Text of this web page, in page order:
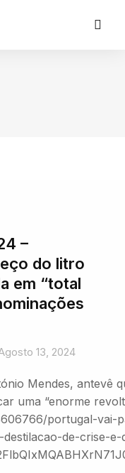
–
do litro
em “total
13, 2024
Mendes, antevê
uma “enorme
portugal-
de-crise-